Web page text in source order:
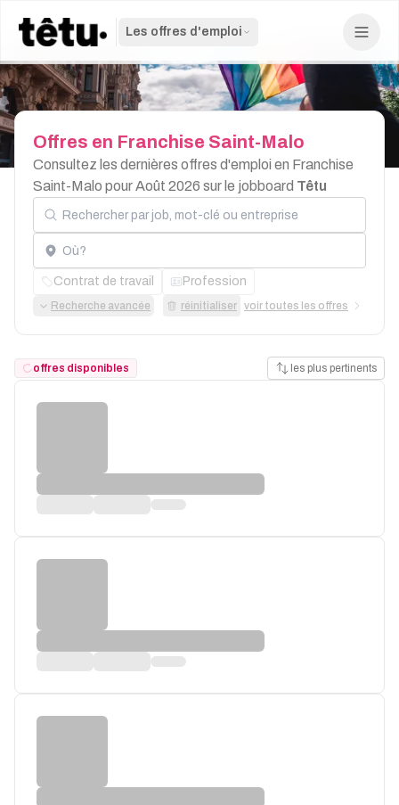
Les offres d'emploi
Offres en Franchise Saint-Malo
Consultez les dernières offres d'emploi en Franchise
Saint-Malo pour Août 2026 sur le jobboard Têtu
Rechercher par job, mot-clé ou entreprise
Localisation
Contrat de travail Profession
Recherche avancée réinitialiser voir toutes les offres
offres disponibles les plus pertinents